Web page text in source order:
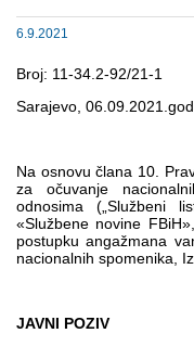
Multimedija
6.9.2021
Broj: 11-34.2-92/21-1
Sarajevo,
Na osnovu člana 10.
za očuvanje
odnosima („Službeni
«Službene novine
postupku angažmana
nacionalnih spomenika,
JAVNI POZIV